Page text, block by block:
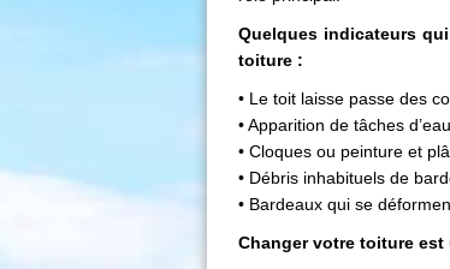
Quelques indicateurs
toiture :
• Le toit laisse passe des
• Apparition de tâches
• Cloques ou peinture et
• Débris inhabituels de
• Bardeaux qui se
Changer votre toiture